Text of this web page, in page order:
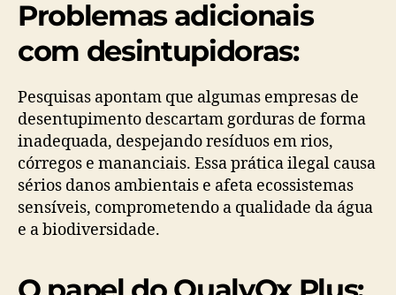
Problemas adicionais
com desintupidoras:
Pesquisas apontam que algumas empresas de
desentupimento descartam gorduras de forma
inadequada, despejando resíduos em rios,
córregos e mananciais. Essa prática ilegal causa
sérios danos ambientais e afeta ecossistemas
sensíveis, comprometendo a qualidade da água
e a biodiversidade.